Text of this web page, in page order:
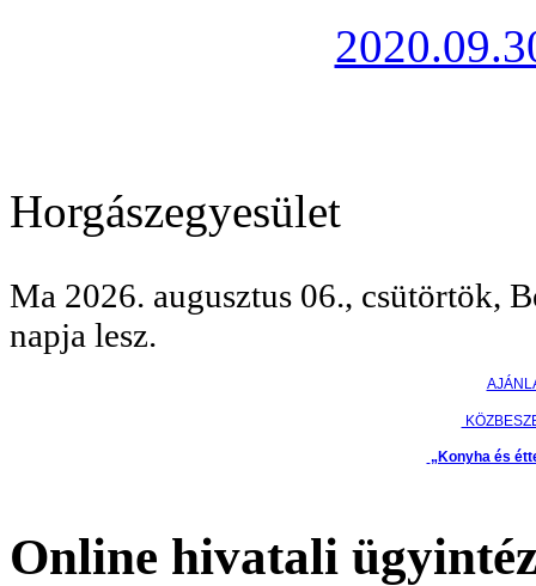
Horgászegyesület
Ma 2026. augusztus 06., csütörtök,
napja lesz.
„Konyha és
Online hivatali